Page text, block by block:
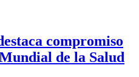
compromiso
de la Salud